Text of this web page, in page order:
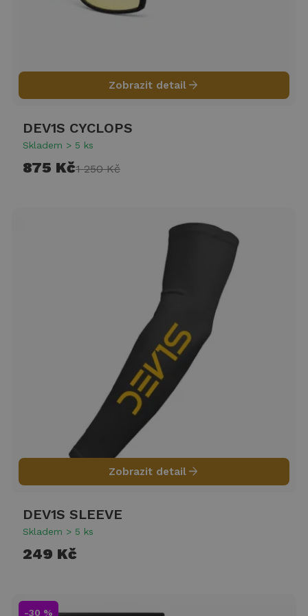
Zobrazit detailarrow_forward
DEV1S CYCLOPS
Skladem > 5 ks
875 Kč1 250 Kč
Zobrazit detailarrow_forward
DEV1S SLEEVE
Skladem > 5 ks
249 Kč
-30 %